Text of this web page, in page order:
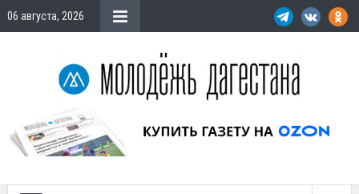
06 августа, 2026